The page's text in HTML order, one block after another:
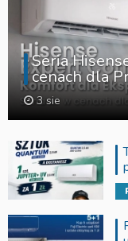
Seria
cenach dla
3 sie